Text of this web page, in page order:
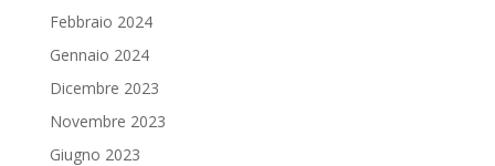
Febbraio 2024
Gennaio 2024
Dicembre 2023
Novembre 2023
Giugno 2023